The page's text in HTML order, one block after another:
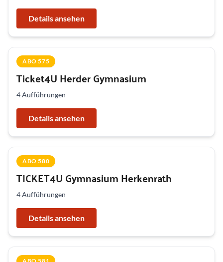
Details ansehen
ABO 575
Ticket4U Herder Gymnasium
4 Aufführungen
Details ansehen
ABO 580
TICKET4U Gymnasium Herkenrath
4 Aufführungen
Details ansehen